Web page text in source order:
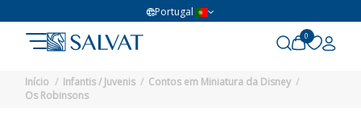
Portugal
0
Início Infantis / Juvenis
Contos em Miniatura da Disney
Os Robinsons